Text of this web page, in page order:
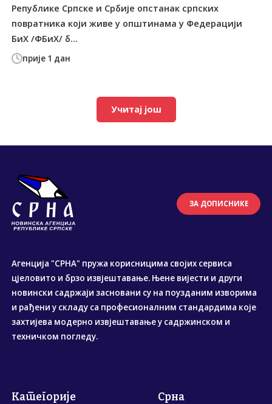
прије 1 дан
Републике Српске и Србије опстанак српских
повратника који живе у општинама у Федерацији
БиХ /ФБиХ/ б...
Учитај још
ЗА ДОПИСНИКЕ
Агенција "СРНА" пружа корисницима својих сервиса
цјеловито и брзо извјештавање. Њене вијести и други
новински садржаји засновани су на поузданим изворима
и рађени у складу са професионалним стандардима које
захтијева модерно извјештавање у садржинском и
техничком погледу.
Категорије Срна